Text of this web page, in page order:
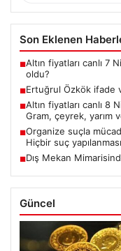
Son Eklenen
■Altın fiyatları canlı 7
oldu?
■Ertuğrul Özkök ifade
■Altın fiyatları canlı 8
Gram, çeyrek, yarım
■Organize suçla
Hiçbir suç
■Dış Mekan
Güncel